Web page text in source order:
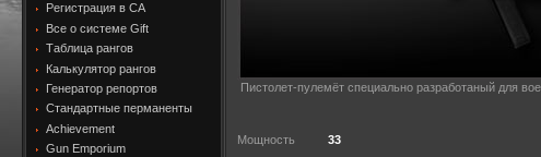
Регистрация в CA
Все о системе Gift
Таблица рангов
Калькулятор рангов
Генератор репортов
Стандартные перманенты
Achievement
Gun Emporium
Пистолет-пулемёт специально разработаный для
Мощность 33